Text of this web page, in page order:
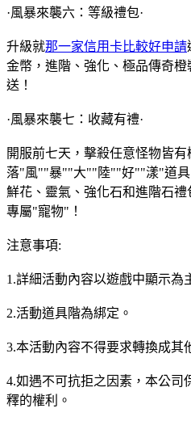
·風暴來襲六：等級禮包·
升級就那一家信用卡比較好申請
金幣，進階、強化、極品傳奇
送！
·風暴來襲七：收藏有禮·
開服前七天，擊殺任意怪物皆有
落"風""暴""大""陸""好""漾"道具
鮮花、靈氣、強化石和進階石
專屬"寵物"！
注意事項:
1.詳細活動內容以遊戲中顯示為
2.活動道具階為綁定。
3.本活動內容不得要求轉換成其
4.如遇不可抗拒之因素，本公司
釋的權利。